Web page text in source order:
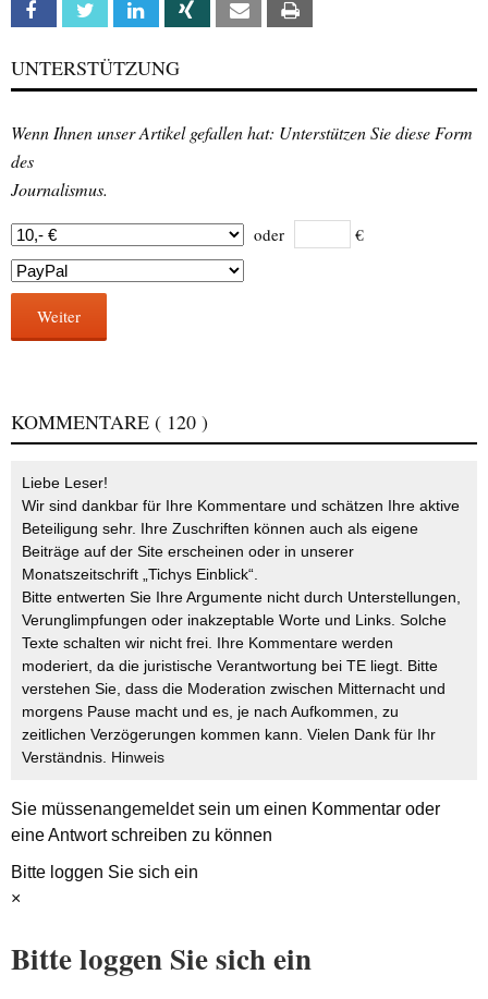
Facebook Twitter Linkedin Xing Email
UNTERSTÜTZUNG
Wenn Ihnen unser Artikel gefallen hat: Unterstützen Sie diese Form
des
Journalismus.
oder €
Weiter
KOMMENTARE ( 120 )
Liebe Leser!
Wir sind dankbar für Ihre Kommentare und schätzen Ihre aktive
Beteiligung sehr. Ihre Zuschriften können auch als eigene
Beiträge auf der Site erscheinen oder in unserer
Monatszeitschrift „Tichys Einblick“.
Bitte entwerten Sie Ihre Argumente nicht durch Unterstellungen,
Verunglimpfungen oder inakzeptable Worte und Links. Solche
Texte schalten wir nicht frei. Ihre Kommentare werden
moderiert, da die juristische Verantwortung bei TE liegt. Bitte
verstehen Sie, dass die Moderation zwischen Mitternacht und
morgens Pause macht und es, je nach Aufkommen, zu
zeitlichen Verzögerungen kommen kann. Vielen Dank für Ihr
Verständnis. Hinweis
Sie müssenangemeldetsein um einen Kommentar oder
eine Antwort schreiben zu können
Bitte loggen Sie sich ein
×
Bitte loggen Sie sich ein